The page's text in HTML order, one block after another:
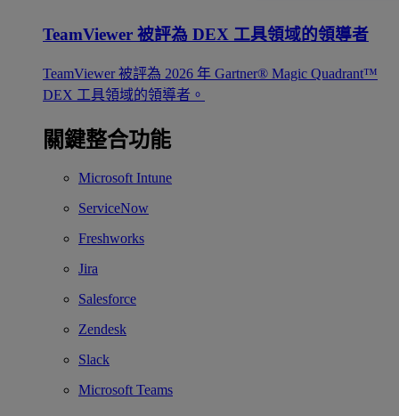
TeamViewer 被評為 DEX 工具領域的領導者
TeamViewer 被評為 2026 年 Gartner® Magic Quadrant™
DEX 工具領域的領導者。
關鍵整合功能
Microsoft Intune
ServiceNow
Freshworks
Jira
Salesforce
Zendesk
Slack
Microsoft Teams